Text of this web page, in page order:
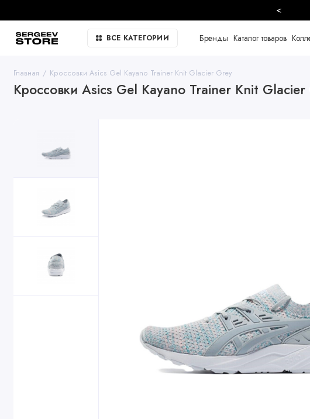
<
ВСЕ КАТЕГОРИИ Бренды Каталог товаров
Главная Кроссовки Asics Gel Kayano Trainer Knit Glacier Grey
Кроссовки Asics Gel Kayano Trainer Knit